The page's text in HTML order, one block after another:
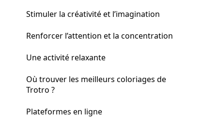
Stimuler la créativité et l’imagination
Renforcer l’attention et la concentration
Une activité relaxante
Où trouver les meilleurs coloriages de
Trotro ?
Plateformes en ligne